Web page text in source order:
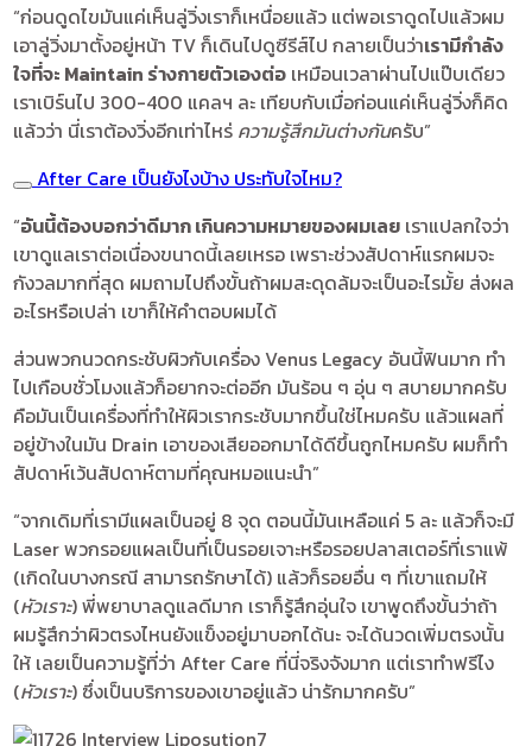
“ก่อนดูดไขมันแค่เห็นลู่วิ่งเราก็เหนื่อยแล้ว แต่พอเราดูดไปแล้วผม
เอาลู่วิ่งมาตั้งอยู่หน้า TV ก็เดินไปดูซีรีส์ไป กลายเป็นว่าเรามีกำลัง
ใจที่จะ Maintain ร่างกายตัวเองต่อ เหมือนเวลาผ่านไปแป๊บเดียว
เราเบิร์นไป 300-400 แคลฯ ละ เทียบกับเมื่อก่อนแค่เห็นลู่วิ่งก็คิด
แล้วว่า นี่เราต้องวิ่งอีกเท่าไหร่ ความรู้สึกมันต่างกันครับ”
After Care เป็นยังไงบ้าง ประทับใจไหม?
“อันนี้ต้องบอกว่าดีมาก เกินความหมายของผมเลย เราแปลกใจว่า
เขาดูแลเราต่อเนื่องขนาดนี้เลยเหรอ เพราะช่วงสัปดาห์แรกผมจะ
กังวลมากที่สุด ผมถามไปถึงขั้นถ้าผมสะดุดล้มจะเป็นอะไรมั้ย ส่งผล
อะไรหรือเปล่า เขาก็ให้คำตอบผมได้
ส่วนพวกนวดกระชับผิวกับเครื่อง Venus Legacy อันนี้ฟินมาก ทำ
ไปเกือบชั่วโมงแล้วก็อยากจะต่ออีก มันร้อน ๆ อุ่น ๆ สบายมากครับ
คือมันเป็นเครื่องที่ทำให้ผิวเรากระชับมากขึ้นใช่ไหมครับ แล้วแผลที่
อยู่ข้างในมัน Drain เอาของเสียออกมาได้ดีขึ้นถูกไหมครับ ผมก็ทำ
สัปดาห์เว้นสัปดาห์ตามที่คุณหมอแนะนำ”
“จากเดิมที่เรามีแผลเป็นอยู่ 8 จุด ตอนนี้มันเหลือแค่ 5 ละ แล้วก็จะมี
Laser พวกรอยแผลเป็นที่เป็นรอยเจาะหรือรอยปลาสเตอร์ที่เราแพ้
(เกิดในบางกรณี สามารถรักษาได้) แล้วก็รอยอื่น ๆ ที่เขาแถมให้
(หัวเราะ) พี่พยาบาลดูแลดีมาก เราก็รู้สึกอุ่นใจ เขาพูดถึงขั้นว่าถ้า
ผมรู้สึกว่าผิวตรงไหนยังแข็งอยู่มาบอกได้นะ จะได้นวดเพิ่มตรงนั้น
ให้ เลยเป็นความรู้ที่ว่า After Care ที่นี่จริงจังมาก แต่เราทำฟรีไง
(หัวเราะ) ซึ่งเป็นบริการของเขาอยู่แล้ว น่ารักมากครับ”